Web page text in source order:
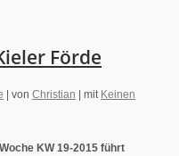
Förde
von Christian mit Keinen
KW 19-2015 führt